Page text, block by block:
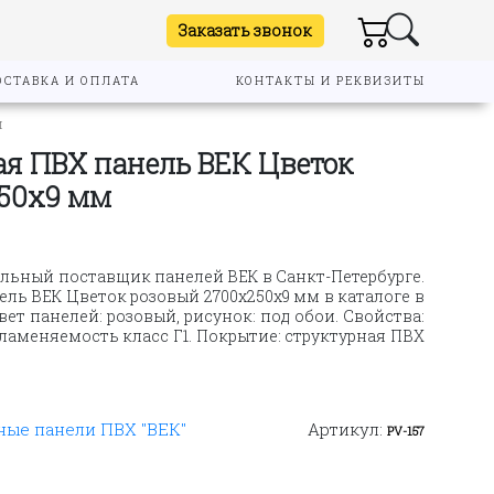
Заказать звонок
И ОПЛАТА КОНТАКТЫ И РЕКВИЗИТЫ
ПВХ панель ВЕК Цветок
мм
поставщик панелей ВЕК в Санкт-Петербурге.
ВЕК Цветок розовый 2700х250х9 мм в каталоге в
панелей: розовый, рисунок: под обои. Свойства:
класс Г1. Покрытие: структурная ПВХ
Артикул: PV-157
панели ПВХ "ВЕК"